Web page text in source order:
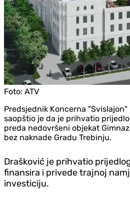
Foto: ATV
Predsjednik Koncerna
saopštio je da je prihvatio
preda nedovršeni objekat
bez naknade Gradu Trebinju.
Drašković je prihvatio
finansira i privede trajnoj
investiciju.